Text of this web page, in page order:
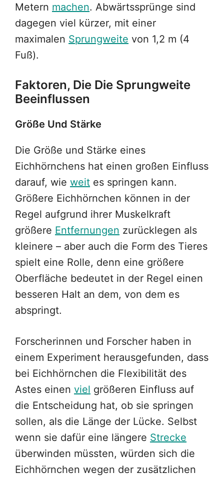
Metern machen. Abwärtssprünge sind
dagegen viel kürzer, mit einer
maximalen Sprungweite von 1,2 m (4
Fuß).
Faktoren, Die Die Sprungweite
Beeinflussen
Größe Und Stärke
Die Größe und Stärke eines
Eichhörnchens hat einen großen Einfluss
darauf, wie weit es springen kann.
Größere Eichhörnchen können in der
Regel aufgrund ihrer Muskelkraft
größere Entfernungen zurücklegen als
kleinere – aber auch die Form des Tieres
spielt eine Rolle, denn eine größere
Oberfläche bedeutet in der Regel einen
besseren Halt an dem, von dem es
abspringt.
Forscherinnen und Forscher haben in
einem Experiment herausgefunden, dass
bei Eichhörnchen die Flexibilität des
Astes einen viel größeren Einfluss auf
die Entscheidung hat, ob sie springen
sollen, als die Länge der Lücke. Selbst
wenn sie dafür eine längere Strecke
überwinden müssten, würden sich die
Eichhörnchen wegen der zusätzlichen